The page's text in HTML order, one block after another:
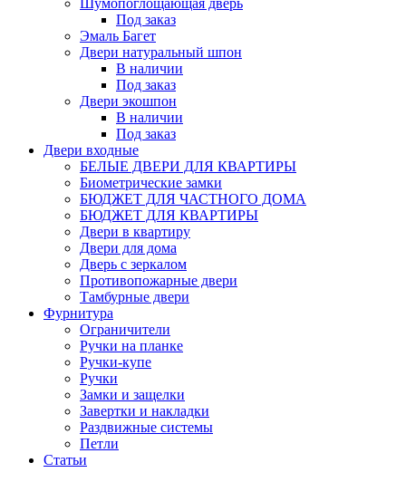
Шумопоглощающая дверь
Под заказ
Эмаль Багет
Двери натуральный шпон
В наличии
Под заказ
Двери экошпон
В наличии
Под заказ
Двери входные
БЕЛЫЕ ДВЕРИ ДЛЯ КВАРТИРЫ
Биометрические замки
БЮДЖЕТ ДЛЯ ЧАСТНОГО ДОМА
БЮДЖЕТ ДЛЯ КВАРТИРЫ
Двери в квартиру
Двери для дома
Дверь с зеркалом
Противопожарные двери
Тамбурные двери
Фурнитура
Ограничители
Ручки на планке
Ручки-купе
Ручки
Замки и защелки
Завертки и накладки
Раздвижные системы
Петли
Статьи